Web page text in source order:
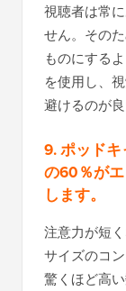
視聴者は常
せん。その
ものにする
を使用し、
避けるのが良
9. ポッド
の60％が
します。
注意力が短
サイズのコ
驚くほど高